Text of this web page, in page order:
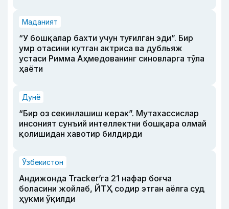
Маданият
“У бошқалар бахти учун туғилган эди”. Бир
умр отасини кутган актриса ва дубльяж
устаси Римма Аҳмедованинг синовларга тўла
ҳаёти
Дунё
“Бир оз секинлашиш керак”. Мутахассислар
инсоният сунъий интеллектни бошқара олмай
қолишидан хавотир билдирди
Ўзбекистон
Андижонда Tracker’га 21 нафар боғча
боласини жойлаб, ЙТҲ содир этган аёлга суд
ҳукми ўқилди